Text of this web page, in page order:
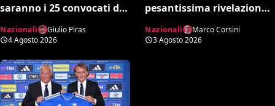
saranno i 25 convocati di
conferme e sorprese
Nazionali
Giulio Piras
4 Agosto 2026
pesantissima rivelazione:
antidoping nei confronti
della Francia”
Nazionali
Marco Corsini
3 Agosto 2026